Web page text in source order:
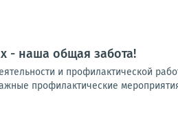
- наша общая забота!
и профилактической
профилактические